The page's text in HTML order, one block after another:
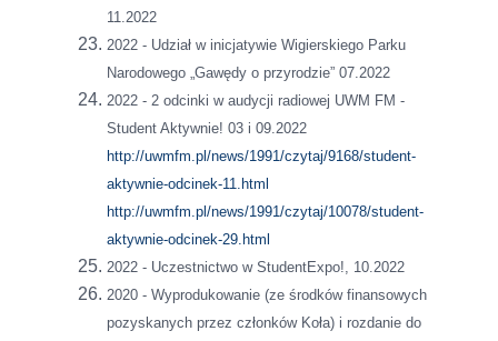
11.2022
2022 - Udział w inicjatywie Wigierskiego Parku
Narodowego „Gawędy o przyrodzie” 07.2022
2022 - 2 odcinki w audycji radiowej UWM FM -
Student Aktywnie! 03 i 09.2022
http://uwmfm.pl/news/1991/czytaj/9168/student-
aktywnie-odcinek-11.html
http://uwmfm.pl/news/1991/czytaj/10078/student-
aktywnie-odcinek-29.html
2022 - Uczestnictwo w StudentExpo!, 10.2022
2020 - Wyprodukowanie (ze środków finansowych
pozyskanych przez członków Koła) i rozdanie do